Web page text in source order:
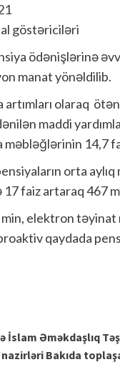
göstəriciləri
ödənişlərinə
manat yönəldilib.
olaraq
maddi
məbləğlərinin 14,7
orta
17 faiz artaraq 467
elektron
qaydada
İslam Əməkdaşlıq
Bakıda